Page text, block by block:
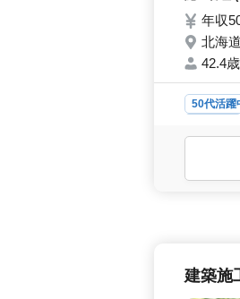
年収
北海
42.4
50代活躍
おす
＜キャリ
るため
険など
建築施